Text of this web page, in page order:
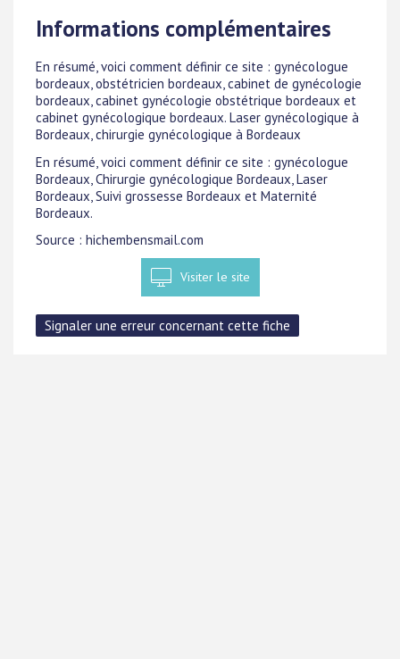
Informations complémentaires
En résumé, voici comment définir ce site : gynécologue
bordeaux, obstétricien bordeaux, cabinet de gynécologie
bordeaux, cabinet gynécologie obstétrique bordeaux et
cabinet gynécologique bordeaux. Laser gynécologique à
Bordeaux, chirurgie gynécologique à Bordeaux
En résumé, voici comment définir ce site : gynécologue
Bordeaux, Chirurgie gynécologique Bordeaux, Laser
Bordeaux, Suivi grossesse Bordeaux et Maternité
Bordeaux.
Source : hichembensmail.com
Visiter le site